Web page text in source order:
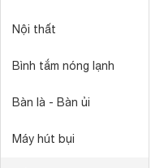
Nội thất
Bình tắm nóng lạnh
Bàn là - Bàn ủi
Máy hút bụi